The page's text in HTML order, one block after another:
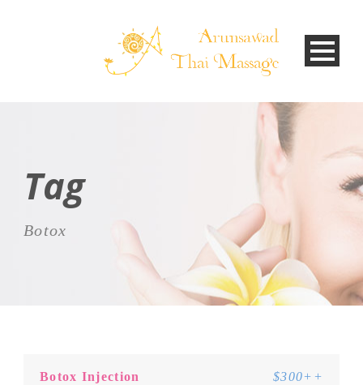
Tag
Botox
Botox Injection $300++